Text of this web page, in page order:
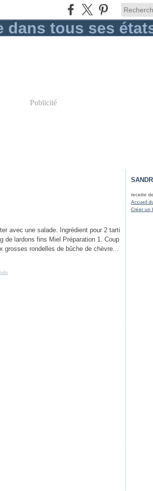
Publicité
avec une salade. Ingrédient pour 2 tarti
de lardons fins Miel Préparation 1. Coup
grosses rondelles de bûche de chèvre...
recette
Accueil
Créer un